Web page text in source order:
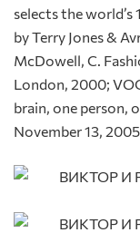
selects the
by Terry Jones &
McDowell, C.
London, 2000;
brain, one person,
November 13,